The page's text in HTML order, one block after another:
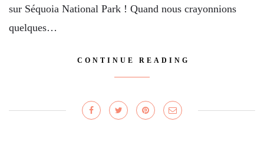
sur Séquoia National Park ! Quand nous crayonnions
quelques…
CONTINUE READING